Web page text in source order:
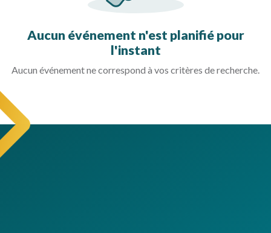
Aucun événement n'est planifié pour
l'instant
Aucun événement ne correspond à vos critères de recherche.